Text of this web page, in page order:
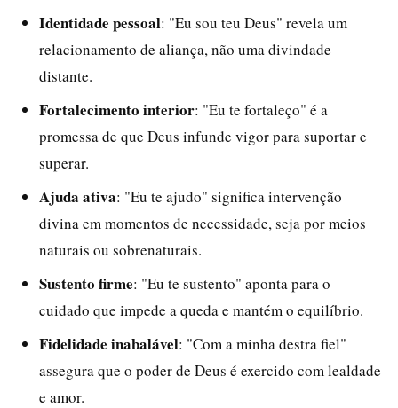
Identidade pessoal: "Eu sou teu Deus" revela um
relacionamento de aliança, não uma divindade
distante.
Fortalecimento interior: "Eu te fortaleço" é a
promessa de que Deus infunde vigor para suportar e
superar.
Ajuda ativa: "Eu te ajudo" significa intervenção
divina em momentos de necessidade, seja por meios
naturais ou sobrenaturais.
Sustento firme: "Eu te sustento" aponta para o
cuidado que impede a queda e mantém o equilíbrio.
Fidelidade inabalável: "Com a minha destra fiel"
assegura que o poder de Deus é exercido com lealdade
e amor.